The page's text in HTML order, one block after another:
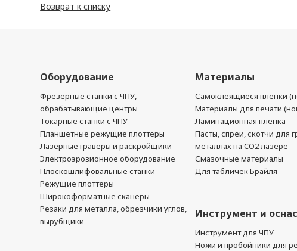
Возврат к списку
Оборудование
Фрезерные станки с ЧПУ,
обрабатывающие центры
Токарные станки с ЧПУ
Планшетные режущие плоттеры
Лазерные гравёры и раскройщики
Электроэрозионное оборудование
Плоскошлифовальные станки
Режущие плоттеры
Широкоформатные сканеры
Резаки для металла, обрезчики углов,
вырубщики
Материалы
Самоклеящиеся пленки
Материалы для печати
Ламинационная пленка
Пасты, спреи, скотчи для
металлах на CO2 лазере
Смазочные материалы
Для табличек Брайля
Инструмент и
Инструмент для ЧПУ
Ножи и пробойники для